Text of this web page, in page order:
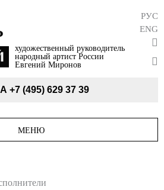
художественный руководитель
народный артист России
Евгений Миронов
РУС
ENG
+7 (495) 629 37 39
МЕНЮ